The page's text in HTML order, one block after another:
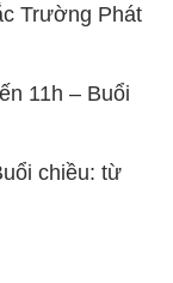
Trường Phát
11h – Buổi
chiều: từ